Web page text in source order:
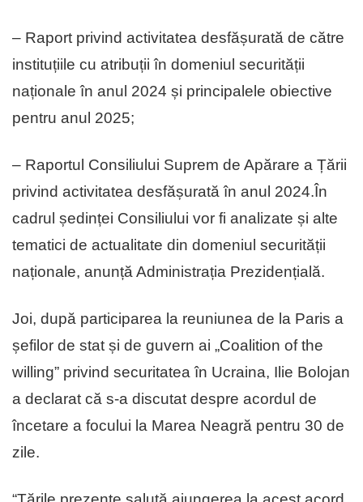
– Raport privind activitatea desfășurată de către
instituțiile cu atribuții în domeniul securității
naționale în anul 2024 și principalele obiective
pentru anul 2025;
– Raportul Consiliului Suprem de Apărare a Țării
privind activitatea desfășurată în anul 2024.În
cadrul ședinței Consiliului vor fi analizate și alte
tematici de actualitate din domeniul securității
naționale, anunță Administrația Prezidențială.
Joi, după participarea la reuniunea de la Paris a
șefilor de stat și de guvern ai „Coalition of the
willing” privind securitatea în Ucraina, Ilie Bolojan
a declarat că s-a discutat despre acordul de
încetare a focului la Marea Neagră pentru 30 de
zile.